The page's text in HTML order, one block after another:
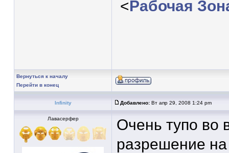
<Рабочая
Вернуться к началу
Перейти в конец
Infinity Добавлено: Вт апр 29, 2008 1:24 pm
Лавасерфер
Очень тупо во
разрешение